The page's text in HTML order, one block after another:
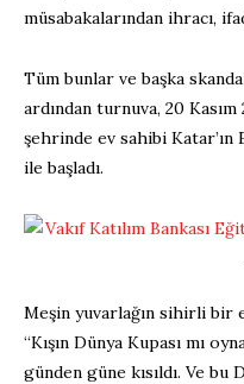
müsabakalarından ihracı,
Tüm bunlar ve başka
ardından turnuva, 20
şehrinde ev sahibi Katar’ın
ile başladı.
Meşin yuvarlağın sihirli bir
“Kışın Dünya Kupası mı
günden güne kısıldı. Ve bu